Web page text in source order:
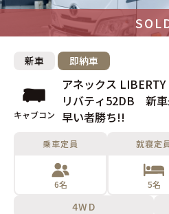
新車 即納車
キャブコン
アネックス
リバティ52DB 新
早い者勝ち!!
乗車定員
6名
就寝定
5名
4WD